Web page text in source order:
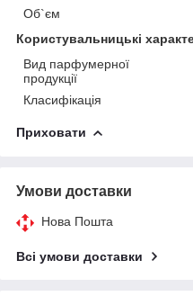
Об`єм
Користувальницькі
Вид парфумерної
продукції
Класифікація
Приховати
Умови доставки
Нова Пошта
Всі умови доставки